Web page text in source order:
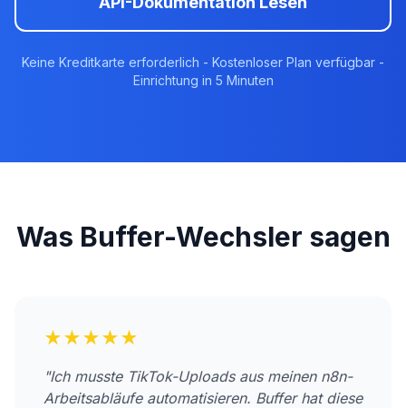
Keine Kreditkarte erforderlich - Kostenloser Plan verfügbar -
Einrichtung in 5 Minuten
Was Buffer-Wechsler sagen
★★★★★
"Ich musste TikTok-Uploads aus meinen n8n-
Arbeitsabläufe automatisieren. Buffer hat diese